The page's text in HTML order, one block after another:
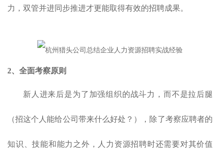
力，双管并进同步推进才更能取得有效的招聘成果。
2、 全面考察原则
新人进来后是为了加强组织的战斗力，而不是拉后腿
（招这个人能给公司带来什么好处？），除了考察应聘者的
知识、技能和能力之外，人力资源招聘时还需要对其价值